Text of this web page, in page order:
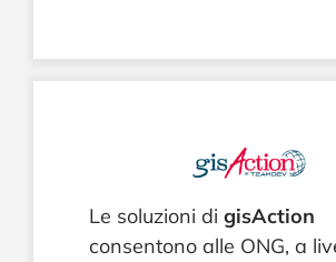
Le soluzioni di gisAction
consentono alle ONG, a